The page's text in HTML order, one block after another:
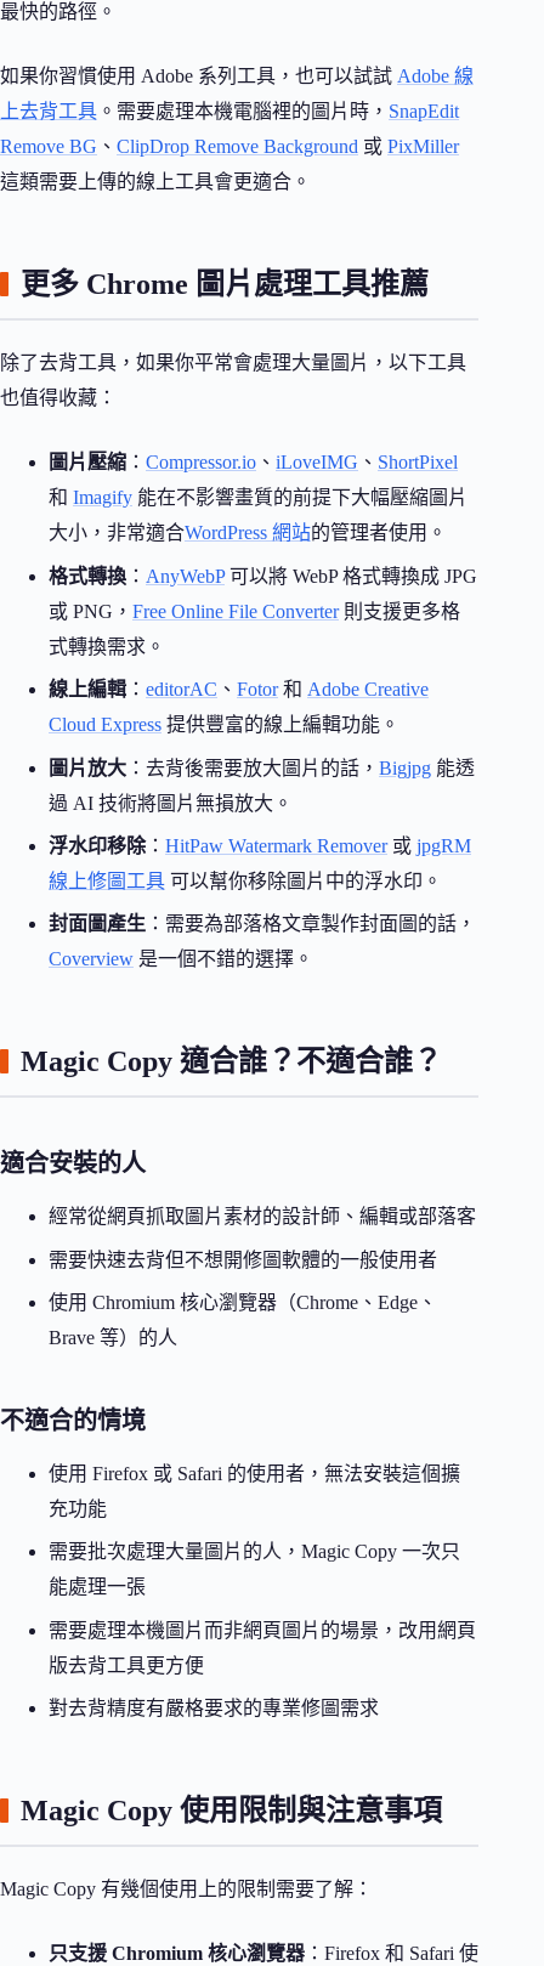
最快的路徑。
如果你習慣使用 Adobe 系列工具，也可以試試 Adobe 線
上去背工具 。需要處理本機電腦裡的圖片時， SnapEdit
Remove BG 、 ClipDrop Remove Background 或 PixMiller
這類需要上傳的線上工具會更適合。
更多 Chrome 圖片處理工具推薦
除了去背工具，如果你平常會處理大量圖片，以下工具
也值得收藏：
圖片壓縮 ： Compressor.io 、 iLoveIMG 、 ShortPixel
和 Imagify 能在不影響畫質的前提下大幅壓縮圖片
大小，非常適合WordPress 網站的管理者使用。
格式轉換 ： AnyWebP可以將 WebP 格式轉換成 JPG
或 PNG， Free Online File Converter則支援更多格
式轉換需求。
線上編輯 ： editorAC 、 Fotor和 Adobe Creative
Cloud Express 提供豐富的線上編輯功能。
圖片放大 ：去背後需要放大圖片的話， Bigjpg 能透
過 AI 技術將圖片無損放大。
浮水印移除： HitPaw Watermark Remover或 jpgRM
線上修圖工具 可以幫你移除圖片中的浮水印。
封面圖產生 ：需要為部落格文章製作封面圖的話，
Coverview 是一個不錯的選擇。
Magic Copy 適合誰？不適合誰？
適合安裝的人
經常從網頁抓取圖片素材的設計師、編輯或部落客
需要快速去背但不想開修圖軟體的一般使用者
使用 Chromium 核心瀏覽器（Chrome、Edge、
Brave 等）的人
不適合的情境
使用 Firefox 或 Safari 的使用者，無法安裝這個擴
充功能
需要批次處理大量圖片的人，Magic Copy 一次只
能處理一張
需要處理本機圖片而非網頁圖片的場景，改用網頁
版去背工具更方便
對去背精度有嚴格要求的專業修圖需求
Magic Copy 使用限制與注意事項
Magic Copy 有幾個使用上的限制需要了解：
只支援 Chromium 核心瀏覽器 ：Firefox 和 Safari 使